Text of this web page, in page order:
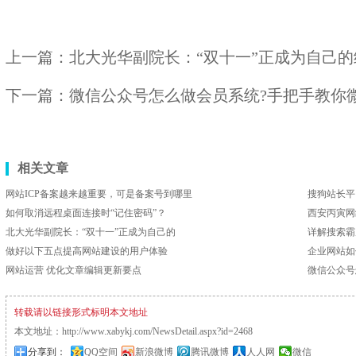
上一篇： 北大光华副院长：“双十一”正成为自己
下一篇： 微信公众号怎么做会员系统?手把手教你
相关文章
网站ICP备案越来越重要，可是备案号到哪里
搜狗站长
如何取消远程桌面连接时“记住密码”？
西安丙寅
北大光华副院长：“双十一”正成为自己的
详解搜索
做好以下五点提高网站建设的用户体验
企业网站
网站运营 优化文章编辑更新要点
微信公众
转载请以链接形式标明本文地址
本文地址： http://www.xabykj.com/NewsDetail.aspx?id=2468
分享到：
QQ空间 新浪微博 腾讯微博 人人网 微信